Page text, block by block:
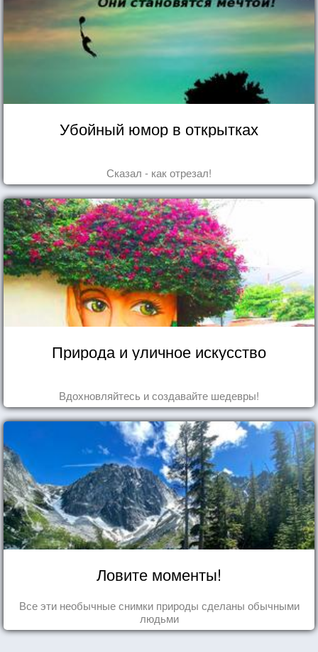
Убойный юмор в открытках
Сказал - как отрезал!
Природа и уличное искусство
Вдохновляйтесь и создавайте шедевры!
Ловите моменты!
Все эти необычные снимки природы сделаны обычными
людьми